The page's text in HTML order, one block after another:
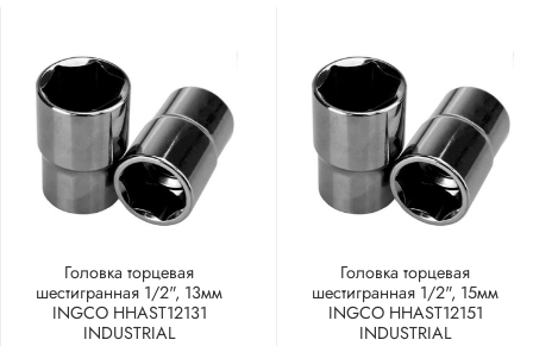
Головка торцевая
шестигранная 1/2", 13мм
INGCO HHAST12131
INDUSTRIAL
Головка торцевая
шестигранная 1/2", 15мм
INGCO HHAST12151
INDUSTRIAL